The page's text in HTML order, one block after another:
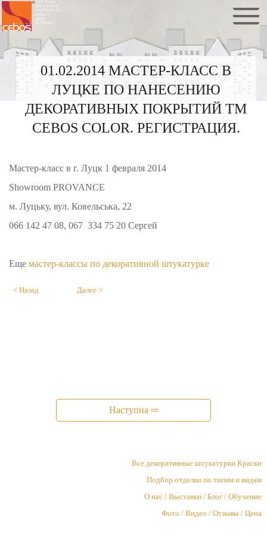
FOP Plaxiy
EXCLUSIVE
distributor of
Italian`s
paints
in Ukraine
01.02.2014 МАСТЕР-КЛАСС В
ЛУЦКЕ ПО НАНЕСЕНИЮ
ДЕКОРАТИВНЫХ ПОКРЫТИЙ ТМ
CEBOS COLOR. РЕГИСТРАЦИЯ.
Мастер-класс в г. Луцк 1 февраля 2014
Showroom PROVANCE
м. Луцьку, вул. Ковельська, 22
066 142 47 08, 067 334 75 20 Сергей
Ещемастер-классы по декоративной штукатурке
< Назад Далее >
Наступна ⇨
Все декоративные штукатурки Краски
Подбор отделки по типам и видам
О нас / Выставки / Блог / Обучение
Фото / Видео / Отзывы / Цена